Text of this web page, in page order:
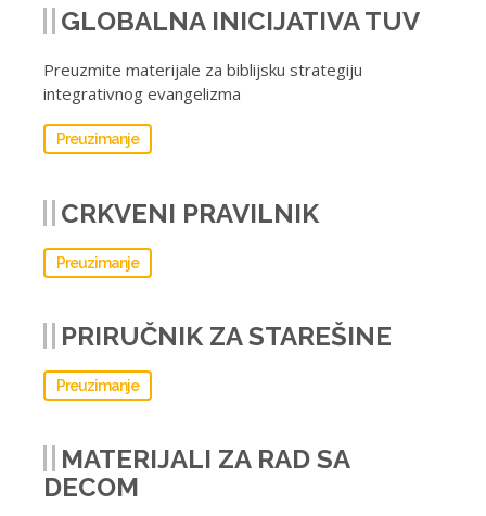
GLOBALNA INICIJATIVA TUV
Preuzmite materijale za biblijsku strategiju
integrativnog evangelizma
Preuzimanje
CRKVENI PRAVILNIK
Preuzimanje
PRIRUČNIK ZA STAREŠINE
Preuzimanje
MATERIJALI ZA RAD SA
DECOM